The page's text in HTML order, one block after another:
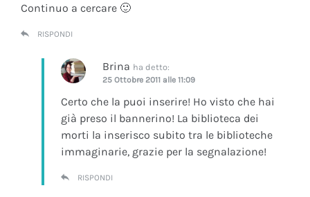
Continuo a cercare 🙂
RISPONDI
Brina ha detto:
25 Ottobre 2011 alle 11:09
Certo che la puoi inserire! Ho visto che hai
già preso il bannerino! La biblioteca dei
morti la inserisco subito tra le biblioteche
immaginarie, grazie per la segnalazione!
RISPONDI